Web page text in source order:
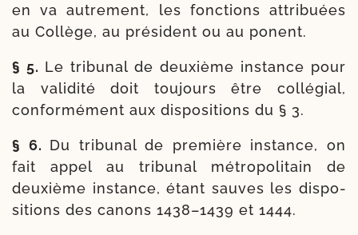
en va autre­ment, les fonc­tions attri­buées
au Collège, au pré­sident ou au ponent.
§ 5. Le tri­bu­nal de deuxième ins­tance pour
la vali­di­té doit tou­jours être col­lé­gial,
confor­mé­ment aux dis­po­si­tions du § 3.
§ 6. Du tri­bu­nal de pre­mière ins­tance, on
fait appel au tri­bu­nal métro­po­li­tain de
deuxième ins­tance, étant sauves les dis­po­
si­tions des canons 1438–1439 et 1444.